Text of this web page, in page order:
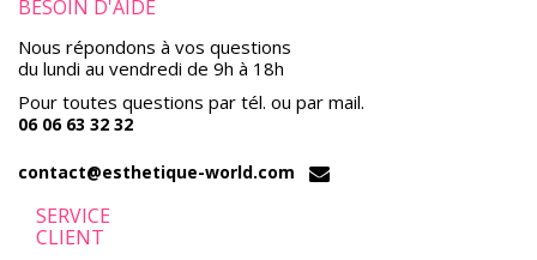
BESOIN D'AIDE
Nous répondons à vos questions
du lundi au vendredi de 9h à 18h
Pour toutes questions par tél. ou par mail.
06 06 63 32 32
contact@esthetique-world.com
SERVICE
CLIENT